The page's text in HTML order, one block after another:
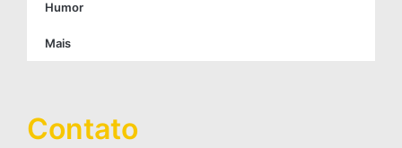
Humor
Mais
Contato